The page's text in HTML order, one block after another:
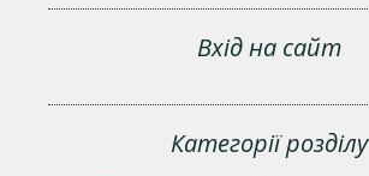
Вхід на сайт
Категорії розділу